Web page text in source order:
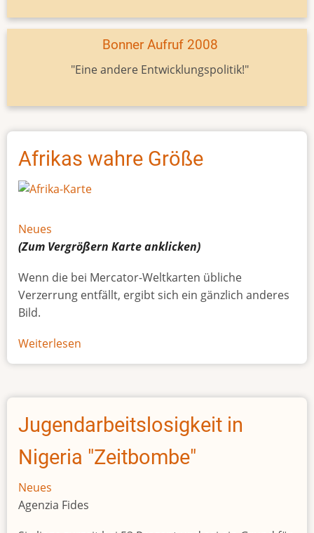
Bonner Aufruf 2008
"Eine andere Entwicklungspolitik!"
Afrikas wahre Größe
Neues
(Zum Vergrößern Karteanklicken)
Wenn die bei Mercator-Weltkarten übliche
Verzerrung entfällt, ergibt sich ein gänzlich anderes
Bild.
Weiterlesen
Afrikas
Größe
Jugendarbeitslosigkeit in
Nigeria "Zeitbombe"
Neues
Agenzia Fides